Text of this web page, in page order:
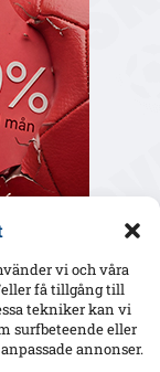
vi och våra
få tillgång till
tekniker kan vi
surfbeteende eller
annonser.